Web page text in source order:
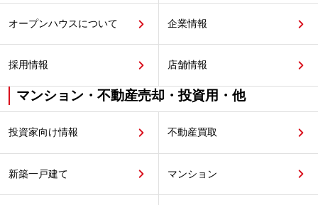
オープンハウスについて 企業情報
採用情報 店舗情報
マンション・不動産売却・投資用・他
投資家向け情報 不動産買取
新築一戸建て マンション